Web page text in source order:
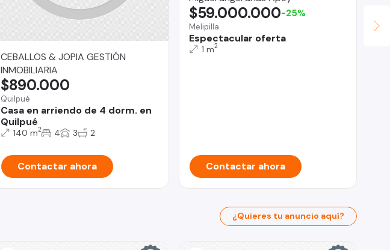
CEBALLOS & JOPIA GESTIÓN
INMOBILIARIA
Quilpué
Casa en arriendo de 4 dorm. en
Quilpué
$890.000
140 m2 4 3 2
Contactar ahora
Melipilla
Espectacular oferta
$59.000.000-25%
1 m2
Contactar ahora
¿Quieres tu anuncio aquí?